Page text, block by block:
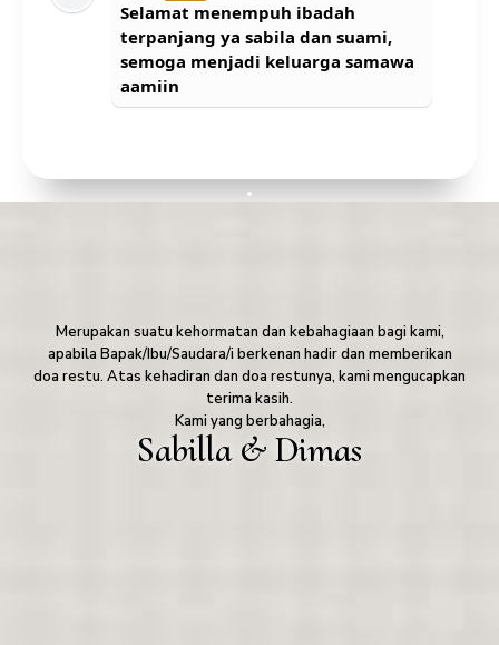
Selamat menempuh ibadah
terpanjang ya sabila dan suami,
semoga menjadi keluarga samawa
aamiin
Merupakan suatu kehormatan dan kebahagiaan bagi kami,
apabila Bapak/Ibu/Saudara/i berkenan hadir dan memberikan
doa restu. Atas kehadiran dan doa restunya, kami mengucapkan
terima kasih.
Kami yang berbahagia,
Sabilla & Dimas